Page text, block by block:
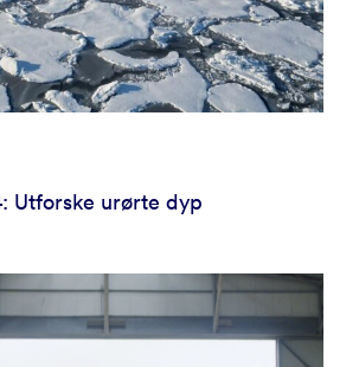
Utforske urørte dyp